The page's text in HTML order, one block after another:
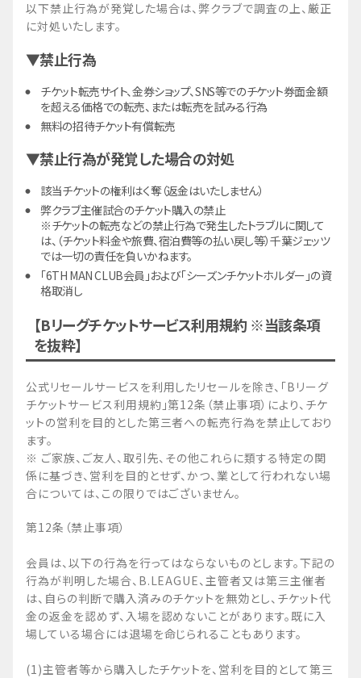
以下禁止行為が発覚した場合は、弊クラブで調査の上、厳正
に対処いたします。
▼禁止行為
チケット転売サイト、金券ショップ、SNS等でのチケット券面金額
を超える価格での転売、または転売を試みる行為
無料の招待チケット有償転売
▼禁止行為が発覚した場合の対処
該当チケットの権利はく奪（返金はいたしません）
弊クラブ主催試合のチケット購入の禁止
※チケットの転売などの禁止行為で発生したトラブルに関して
は、（チケット料金や旅費、宿泊費等の払い戻し等）千葉ジェッツ
では一切の責任を負いかねます。
「6TH MAN CLUB会員」および「シーズンチケットホルダー」の資
格取消し
【Bリーグチケットサービス利用規約 ※当該条項
を抜粋】
公式リセールサービスを利用したリセールを除き、「Bリーグ
チケットサービス利用規約」第12条（禁止事項）により、チケ
ットの営利を目的とした第三者への転売行為を禁止しており
ます。
※ ご家族、ご友人、取引先、その他これらに類する特定の関
係に基づき、営利を目的とせず、かつ、業として行われない場
合については、この限りではございません。
第12条（禁止事項）
会員は、以下の行為を行ってはならないものとします。下記の
行為が判明した場合、B.LEAGUE、主管者又は第三主催者
は、自らの判断で購入済みのチケットを無効とし、チケット代
金の返金を認めず、入場を認めないことがあります。既に入
場している場合には退場を命じられることもあります。
(1)主管者等から購入したチケットを、営利を目的として第三